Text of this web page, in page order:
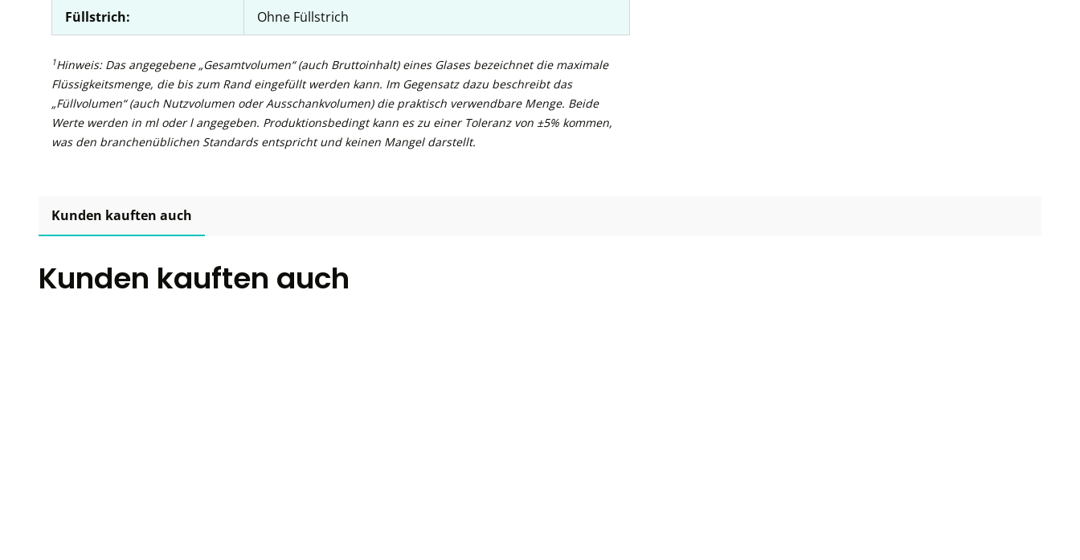
Füllstrich: Ohne Füllstrich
1Hinweis: Das angegebene „Gesamtvolumen“ (auch Bruttoinhalt) eines Glases bezeichnet die maximale
Flüssigkeitsmenge, die bis zum Rand eingefüllt werden kann. Im Gegensatz dazu beschreibt das
„Füllvolumen“ (auch Nutzvolumen oder Ausschankvolumen) die praktisch verwendbare Menge. Beide
Werte werden in ml oder l angegeben. Produktionsbedingt kann es zu einer Toleranz von ±5% kommen,
was den branchenüblichen Standards entspricht und keinen Mangel darstellt.
Kunden kauften auch
Kunden kauften auch